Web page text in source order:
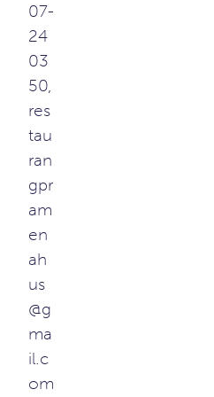
07-
24
03
50,
res
tau
ran
gpr
am
en
ah
us
@g
ma
il.c
om